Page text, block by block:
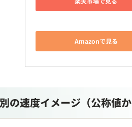
Amazonで見る
一般的なNAS処理から試算した目安値で
く変動します。なお全SSD構成（SATA